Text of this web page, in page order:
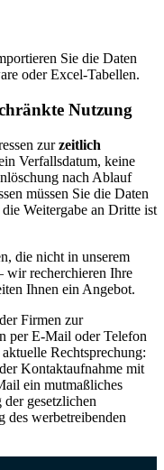
Sie die Daten
oder Excel-Tabellen.
Nutzung
zur zeitlich
Verfallsdatum, keine
nach Ablauf
müssen Sie die Daten
Weitergabe an Dritte ist
die nicht in unserem
wir recherchieren Ihre
Ihnen ein Angebot.
Firmen zur
per E-Mail oder Telefon
Rechtsprechung:
Kontaktaufnahme mit
ein mutmaßliches
gesetzlichen
des werbetreibenden